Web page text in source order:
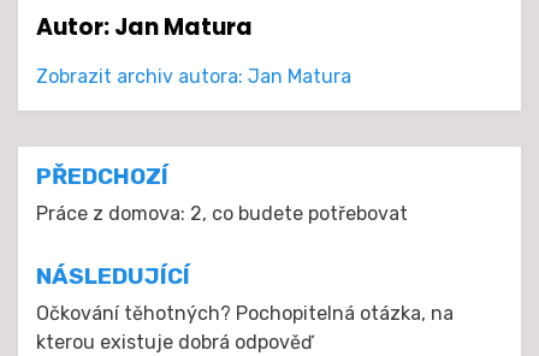
Autor:Jan Matura
Zobrazit archiv autora: Jan Matura
Navigace
pro
příspěvek
PŘEDCHOZÍ
Práce z domova: 2, co budete potřebovat
NÁSLEDUJÍCÍ
Očkování těhotných? Pochopitelná otázka, na
kterou existuje dobrá odpověď